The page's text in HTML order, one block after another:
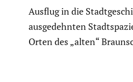
Ausflug in die
ausgedehnten
Orten des „alten“